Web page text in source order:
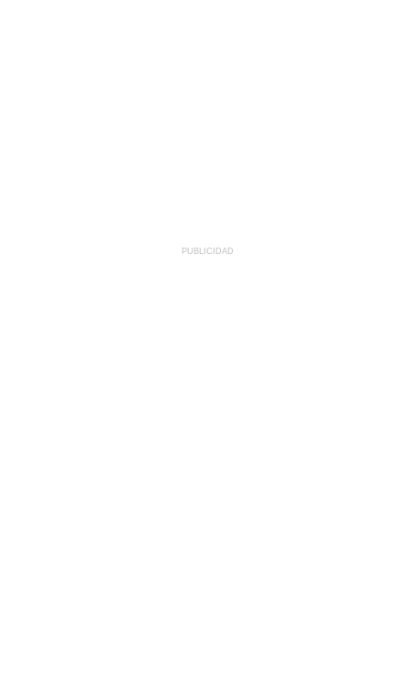
PUBLICIDAD